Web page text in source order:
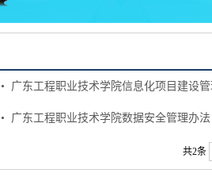
• 广东工程职业技术学院信息化项目建设
• 广东工程职业技术学院数据安全管理办法
共2条